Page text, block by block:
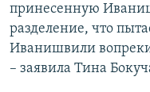
принесенную
разделение, что
Иванишвили
– заявила Тина